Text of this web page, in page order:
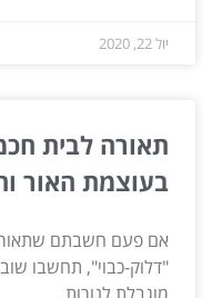
יול 22, 2020
תאורה לבית
בעוצמת האור
אם פעם חשבתם
"דלוק-כבוי", תחשבו